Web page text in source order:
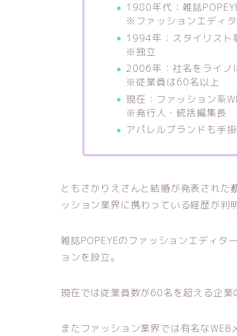
1980年代：雑誌
※ファッションエディ
1994年：スタイリスト
※独立
2006年：社名をライノ
※従業員は60名以上
現在：ファッション系
※発行人・統括編集長
アパレルブランドも手
ともさかりえさんと結婚が発表され
ッション業界に携わっている経歴が判
雑誌POPEYEのファッションエディタ
ョンを設立。
現在では従業員数が60名を超える企業
またファッション業界では有名な